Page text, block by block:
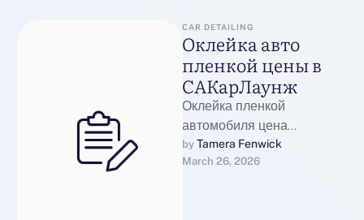
CAR DETAILING
Оклейка авто
пленкой цены в
САКарЛаунж
Оклейка пленкой
автомобиля цена
МоскваОклейка
автомобиля пленкой
by Tamera Fenwick
March 26, 2026